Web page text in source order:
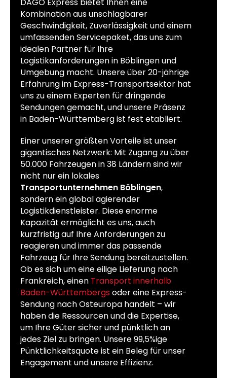
DAGO Express bietet Ihnen eine
Kombination aus unschlagbarer
Geschwindigkeit, Zuverlässigkeit und einem
umfassenden Servicepaket, das uns zum
idealen Partner für Ihre
Logistikanforderungen in Böblingen und
Umgebung macht. Unsere über 20-jährige
Erfahrung im Express-Transportsektor hat
uns zu einem Experten für dringende
Sendungen gemacht, und unsere Präsenz
in Baden-Württemberg ist fest etabliert.
Einer unserer größten Vorteile ist unser
gigantisches Netzwerk: Mit Zugang zu über
50.000 Fahrzeugen in 38 Ländern sind wir
nicht nur ein lokales
Transportunternehmen Böblingen,
sondern ein global agierender
Logistikdienstleister. Diese enorme
Kapazität ermöglicht es uns, auch
kurzfristig auf Ihre Anforderungen zu
reagieren und immer das passende
Fahrzeug für Ihre Sendung bereitzustellen.
Ob es sich um eine eilige Lieferung nach
Frankreich, einen Transport innerhalb
Baden-Württembergs oder eine Express-
Sendung nach Osteuropa handelt – wir
haben die Ressourcen und die Expertise,
um Ihre Güter sicher und pünktlich an
jedes Ziel zu bringen. Unsere 99,5%ige
Pünktlichkeitsquote ist ein Beleg für unser
Engagement und unsere Effizienz.